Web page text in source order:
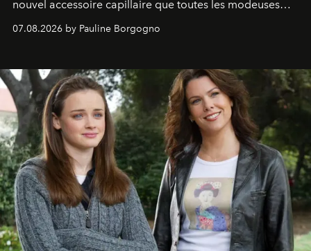
nouvel accessoire capillaire que toutes les modeuses
07.08.2026 by Pauline Borgogno